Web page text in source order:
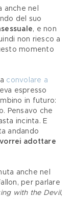
anche nel
del suo
, e non
non riesco a
momento
convolare a
espresso
in futuro:
Pensavo che
incinta. E
andando
vorrei adottare
anche nel
per parlare
with the Devil,